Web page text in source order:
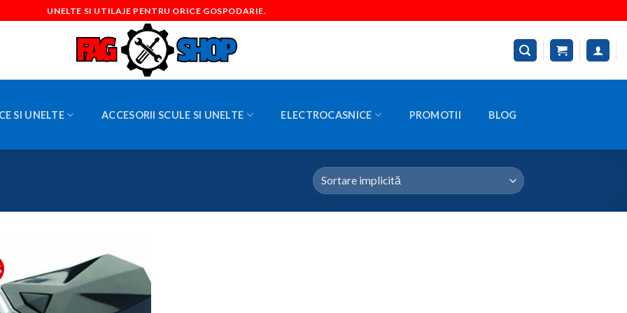
UNELTE SI UTILAJE PENTRU ORICE GOSPODARIE.
SI UNELTE ACCESORII SCULE SI UNELTE ELECTROCASNICE PROMOTII BLOG